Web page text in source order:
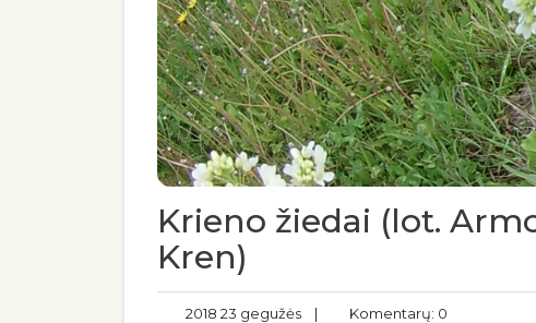
Krieno žiedai (lot.
Kren)
2018 23 gegužės | Komentarų: 0